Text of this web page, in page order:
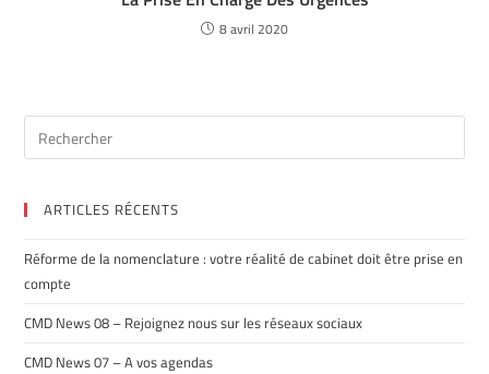
8 avril 2020
ARTICLES RÉCENTS
Réforme de la nomenclature : votre réalité de cabinet doit être prise en
compte
CMD News 08 – Rejoignez nous sur les réseaux sociaux
CMD News 07 – A vos agendas